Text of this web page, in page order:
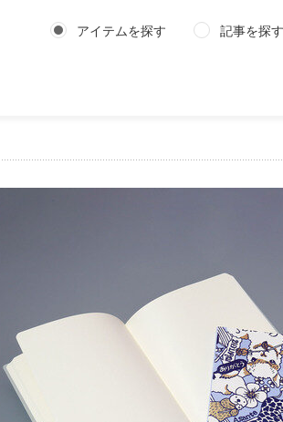
アイテムを探す 記事を探す